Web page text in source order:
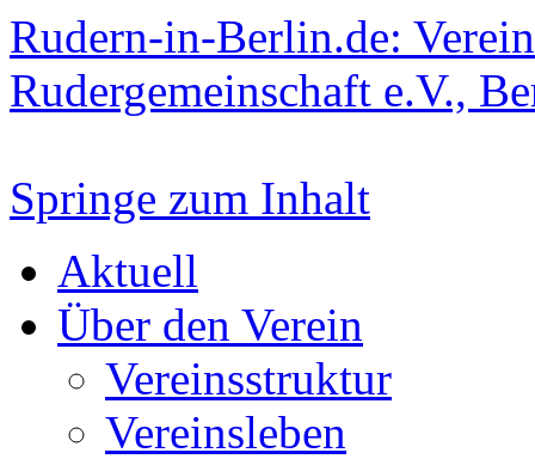
Rudern-in-Berlin.de:
Rudergemeinschaft e.V.,
Springe zum Inhalt
Aktuell
Über den Verein
Vereinsstruktur
Vereinsleben